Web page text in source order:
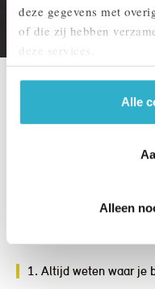
deze gegevens met
of die zij hebben
deze services.
Alle
Alleen
Handige
gebruik.
slot zijn, en waar ik
1. Altijd weten waar je